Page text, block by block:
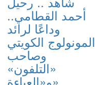
أحمد القطامي..
وداعًا لرائد
المونولوج الكويتي
وصاحب
«التلفون»
و«العباءة»